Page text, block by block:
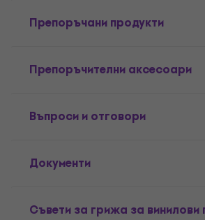
Препоръчани продукти
Препоръчителни аксесоари
Въпроси и отговори
Документи
Съвети за грижа за винилови